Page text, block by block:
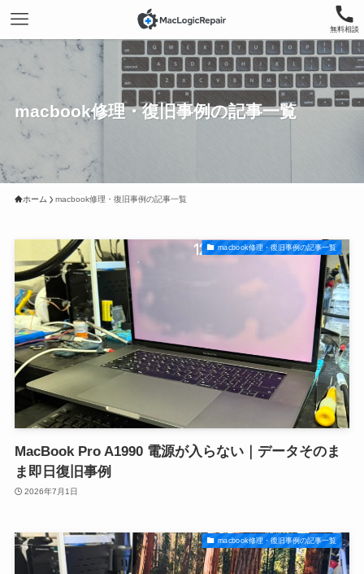
無料相談
macbook修理・復旧事例の記事一覧
ホーム macbook修理・復旧事例の記事一覧
macbook修理・復旧事例の記事一覧
MacBook Pro A1990 電源が入らない｜データそのま
ま即日復旧事例
2026年7月1日
macbook修理・復旧事例の記事一覧